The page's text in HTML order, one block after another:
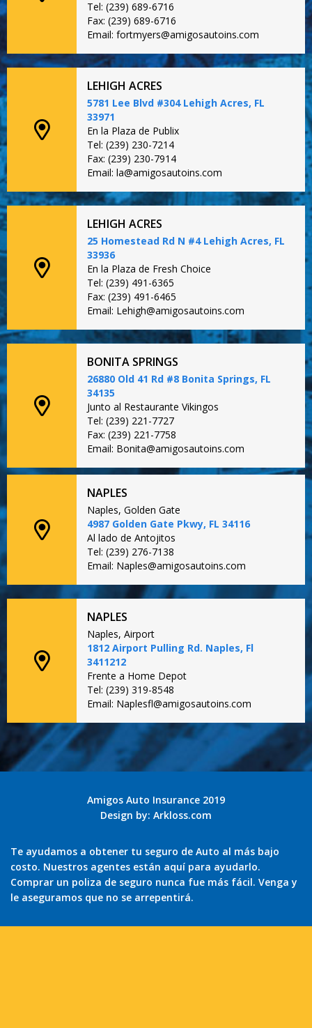
Tel: (239) 689-6716
Fax: (239) 689-6716
Email: fortmyers@amigosautoins.com
LEHIGH ACRES
5781 Lee Blvd #304 Lehigh Acres, FL
33971
En la Plaza de Publix
Tel: (239) 230-7214
Fax: (239) 230-7914
Email: la@amigosautoins.com
LEHIGH ACRES
25 Homestead Rd N #4 Lehigh Acres, FL
33936
En la Plaza de Fresh Choice
Tel: (239) 491-6365
Fax: (239) 491-6465
Email: Lehigh@amigosautoins.com
BONITA SPRINGS
26880 Old 41 Rd #8 Bonita Springs, FL
34135
Junto al Restaurante Vikingos
Tel: (239) 221-7727
Fax: (239) 221-7758
Email: Bonita@amigosautoins.com
NAPLES
Naples, Golden Gate
4987 Golden Gate Pkwy, FL 34116
Al lado de Antojitos
Tel: (239) 276-7138
Email: Naples@amigosautoins.com
NAPLES
Naples, Airport
1812 Airport Pulling Rd. Naples, Fl
3411212
Frente a Home Depot
Tel: (239) 319-8548
Email: Naplesfl@amigosautoins.com
Amigos Auto Insurance 2019
Design by: Arkloss.com
Te ayudamos a obtener tu seguro de Auto al más bajo
costo. Nuestros agentes están aquí para ayudarlo.
Comprar un poliza de seguro nunca fue más fácil. Venga y
le aseguramos que no se arrepentirá.